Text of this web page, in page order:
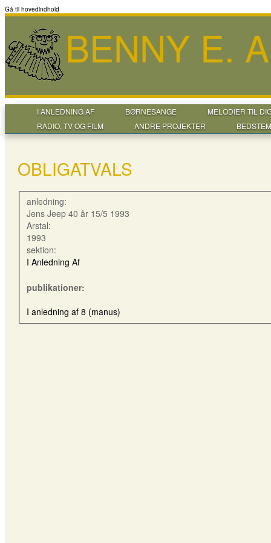
Gå til hovedindhold
BENNY E.
I ANLEDNING AF BØRNESANGE
MELODIER TIL
RADIO, TV OG FILM
ANDRE PROJEKTER
OBLIGATVALS
anledning:
Jens Jeep 40 år 15/5 1993
Arstal:
1993
sektion:
I Anledning Af
publikationer:
I anledning af 8 (manus)